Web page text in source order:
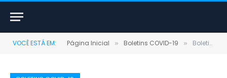
VOCÊ ESTÁ EM: Página Inicial » Boletins COVID-19 » Boletim COVID-19 (08/04/2021)